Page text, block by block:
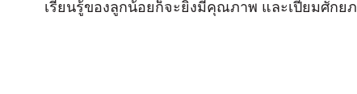
เรียนรู้ของลูกน้อยก็จะยิ่งมีคุณภาพ และเปี่ยมศักย